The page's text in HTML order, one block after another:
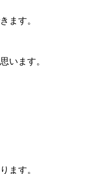
ます。
います。
ます。